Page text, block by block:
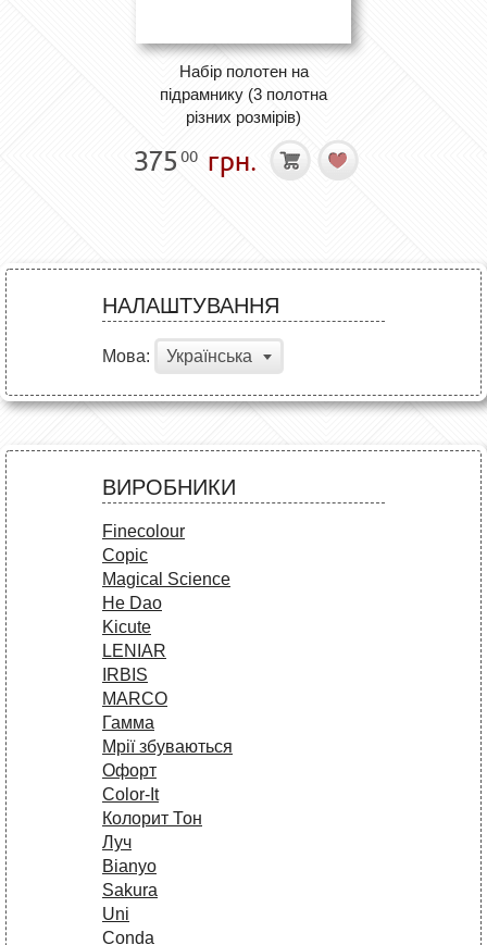
Набір полотен на
підрамнику (3 полотна
різних розмірів)
375 00 грн.
НАЛАШТУВАННЯ
Мова: Українська
ВИРОБНИКИ
Finecolour
Copic
Magical Science
He Dao
Kicute
LENIAR
IRBIS
MARCO
Гамма
Мрії збуваються
Офорт
Сolor-It
Колорит Тон
Луч
Bianyo
Sakura
Uni
Conda